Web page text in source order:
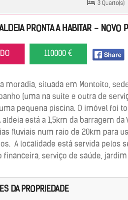
3 Quarto(s)
PRONTA A HABITAR - NOVO
110000 €
moradia, situada em Montoito,
(uma na suite e outra de
pequena piscina. O imóvel foi
aldeia está a 1,5km da barragem
fluviais num raio de 20km para
A localidade está servida pelos
financeira, serviço de saúde,
DA PROPRIEDADE